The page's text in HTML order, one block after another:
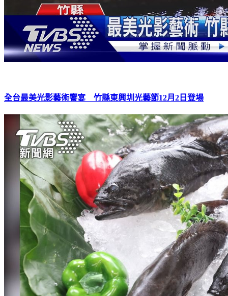
全台最美光影藝術饗宴 竹縣東興圳光藝節12月2日登場